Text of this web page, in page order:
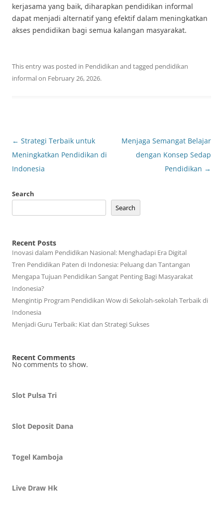
kerjasama yang baik, diharapkan pendidikan informal
dapat menjadi alternatif yang efektif dalam meningkatkan
akses pendidikan bagi semua kalangan masyarakat.
This entry was posted in Pendidikan and tagged pendidikan
informalon February 26, 2026.
Post
navigation
← Strategi Terbaik untuk
Meningkatkan Pendidikan di
Indonesia
Menjaga Semangat Belajar
dengan Konsep Sedap
Pendidikan →
Search
Search
Recent Posts
Inovasi dalam Pendidikan Nasional: Menghadapi Era Digital
Tren Pendidikan Paten di Indonesia: Peluang dan Tantangan
Mengapa Tujuan Pendidikan Sangat Penting Bagi Masyarakat
Indonesia?
Mengintip Program Pendidikan Wow di Sekolah-sekolah Terbaik di
Indonesia
Menjadi Guru Terbaik: Kiat dan Strategi Sukses
Recent Comments
No comments to show.
Slot Pulsa Tri
Slot Deposit Dana
Togel Kamboja
Live Draw Hk